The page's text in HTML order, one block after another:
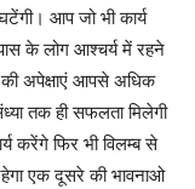
आप जो भी कार्य
के लोग आश्चर्य में रहने
अपेक्षाएं आपसे अधिक
तक ही सफलता मिलेगी
करेंगे फिर भी विलम्ब से
एक दूसरे की भावनाओ